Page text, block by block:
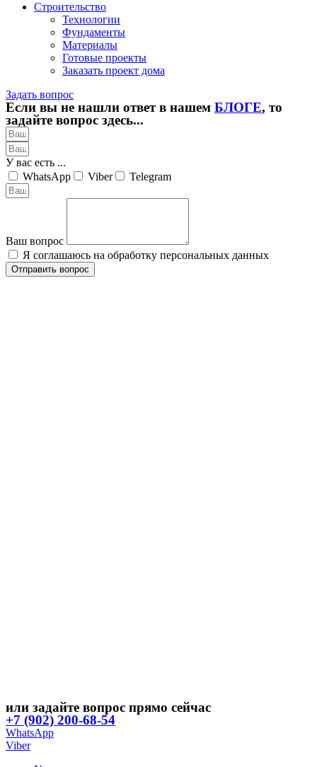
Строительство
Технологии
Фундаменты
Материалы
Готовые проекты
Заказать проект дома
Задать вопрос
Если вы не нашли ответ в нашем БЛОГЕ, то
задайте вопрос здесь...
У вас есть ...
WhatsApp
Viber Telegram
Ваш вопрос
Я соглашаюсь на обработку персональных данных
Отправить вопрос
или задайте вопрос прямо сейчас
+7 (902) 200-68-54
WhatsApp
Viber